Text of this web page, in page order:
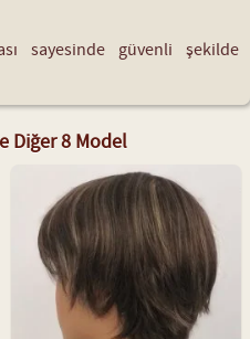
sayesinde güvenli şekilde
Diğer 8 Model